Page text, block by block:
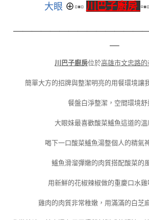
大眼 ⊕▫▪▫ 川巴子廚房 ▫▪▫
川巴子廚房位於高雄市文忠路的
簡單大方的招牌與整潔明亮的用餐環境讓
餐盤白淨整潔，空間環境舒
大眼妹最喜歡酸菜鱸魚這道的溫
喝下一口酸菜鱸魚湯整個人的精氣
鱸魚滑溜彈嫩的肉質搭配酸菜的
用新鮮的花椒辣椒做的重慶口水雞
雞肉的肉質非常稚嫩，用滿滿的白芝